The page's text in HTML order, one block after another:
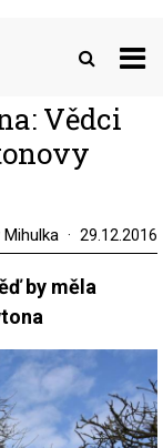
Vědci
29.12.2016
by měla